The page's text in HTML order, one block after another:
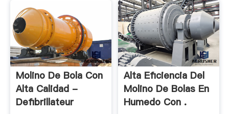
Molino De Bola Con
Alta Calidad -
Defibrillateur
Alta Eficiencia Del
Molino De Bolas En
Humedo Con .